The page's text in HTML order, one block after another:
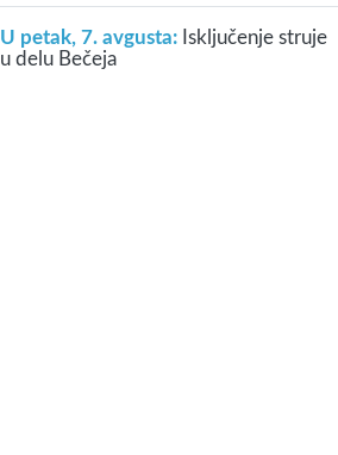
U petak, 7. avgusta: Isključenje struje
u delu Bečeja